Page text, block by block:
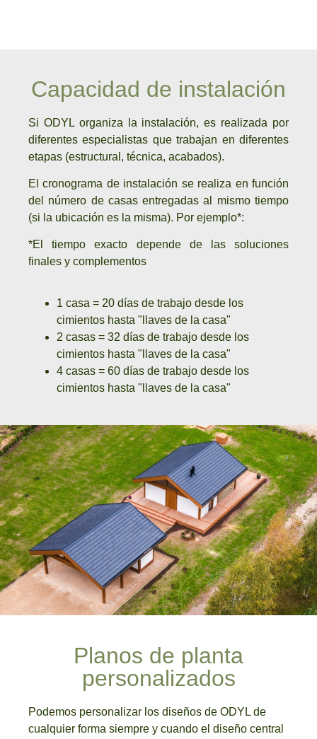
Capacidad de instalación
Si ODYL organiza la instalación, es realizada por
diferentes especialistas que trabajan en diferentes
etapas (estructural, técnica, acabados).
El cronograma de instalación se realiza en función
del número de casas entregadas al mismo tiempo
(si la ubicación es la misma). Por ejemplo*:
*El tiempo exacto depende de las soluciones
finales y complementos
1 casa = 20 días de trabajo desde los
cimientos hasta "llaves de la casa"
2 casas = 32 días de trabajo desde los
cimientos hasta "llaves de la casa"
4 casas = 60 días de trabajo desde los
cimientos hasta "llaves de la casa"
Planos de planta
personalizados
Podemos personalizar los diseños de ODYL de
cualquier forma siempre y cuando el diseño central